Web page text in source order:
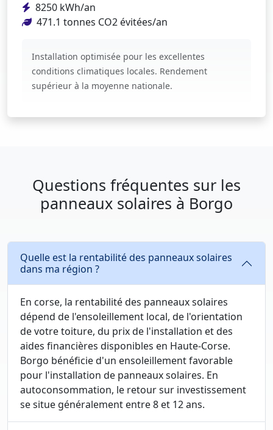
8250 kWh/an
471.1 tonnes CO2 évitées/an
Installation optimisée pour les excellentes
conditions climatiques locales. Rendement
supérieur à la moyenne nationale.
Questions fréquentes sur les
panneaux solaires à Borgo
Quelle est la rentabilité des panneaux solaires
dans ma région ?
En corse, la rentabilité des panneaux solaires
dépend de l'ensoleillement local, de l'orientation
de votre toiture, du prix de l'installation et des
aides financières disponibles en Haute-Corse.
Borgo bénéficie d'un ensoleillement favorable
pour l'installation de panneaux solaires. En
autoconsommation, le retour sur investissement
se situe généralement entre 8 et 12 ans.